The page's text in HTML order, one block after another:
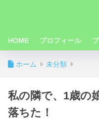
HOME プロフィール
ホーム 未分類
私の隣で、1歳の
落ちた！